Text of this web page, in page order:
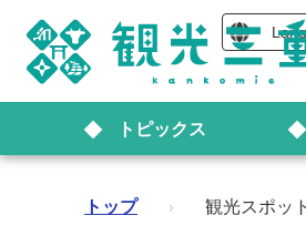
トピックス
トップ › 観光スポット